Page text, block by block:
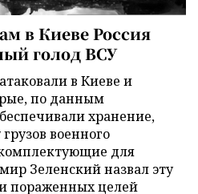
в Киеве Россия
голод ВСУ
в Киеве и
по данным
хранение,
военного
для
Зеленский назвал эту
пораженных целей